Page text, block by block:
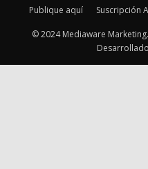
Publique aquí Suscripción
© 2024 Mediaware